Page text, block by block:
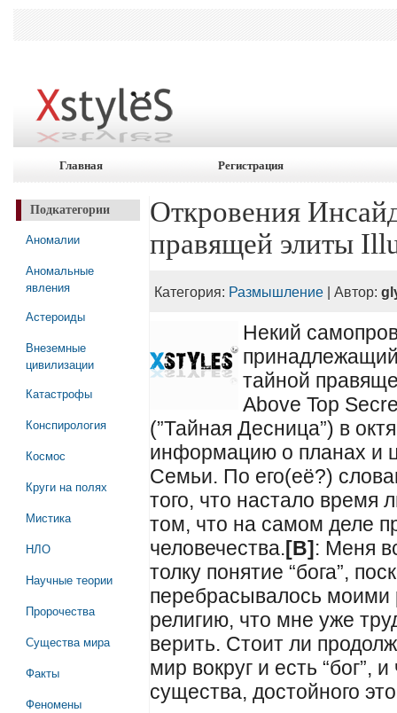
Главная Регистрация
Подкатегории
Аномалии
Аномальные
явления
Астероиды
Внеземные
цивилизации
Катастрофы
Конспирология
Космос
Круги на полях
Мистика
НЛО
Научные теории
Пророчества
Существа мира
Факты
Феномены
Откровения
правящей элиты
Категория: Размышление | Автор:
Некий
тайной
Above Top
(”Тайная Десница”) в
информацию о планах и
Семьи. По его(её?)
того, что настало время
том, что на самом деле
человечества.[В]: Меня
толку понятие “бога”,
перебрасывалось моими
религию, что мне уже
верить. Стоит ли
мир вокруг и есть “бог”,
существа, достойного